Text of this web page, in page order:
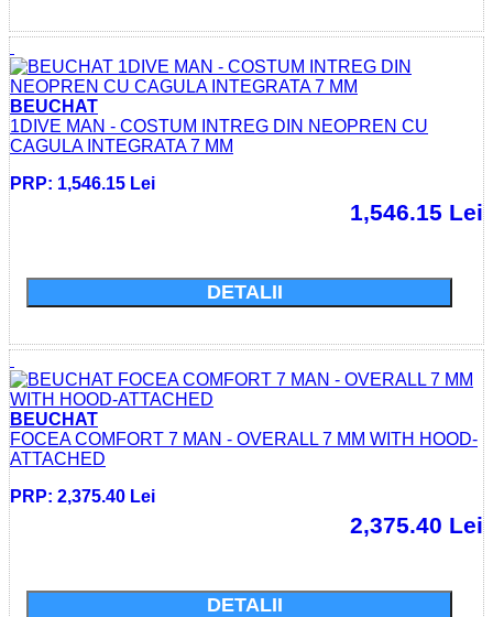
BEUCHAT
1DIVE MAN - COSTUM INTREG DIN NEOPREN CU
CAGULA INTEGRATA 7 MM
PRP: 1,546.15 Lei
1,546.15 Lei
DETALII
BEUCHAT
FOCEA COMFORT 7 MAN - OVERALL 7 MM WITH HOOD-
ATTACHED
PRP: 2,375.40 Lei
2,375.40 Lei
DETALII